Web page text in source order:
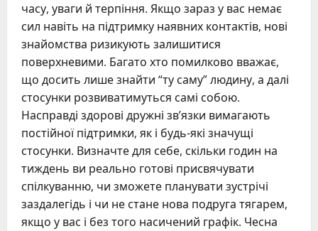
часу, уваги й терпіння. Якщо зараз у вас немає
сил навіть на підтримку наявних контактів, нові
знайомства ризикують залишитися
поверхневими. Багато хто помилково вважає,
що досить лише знайти “ту саму” людину, а далі
стосунки розвиватимуться самі собою.
Насправді здорові дружні зв’язки вимагають
постійної підтримки, як і будь-які значущі
стосунки. Визначте для себе, скільки годин на
тиждень ви реально готові присвячувати
спілкуванню, чи зможете планувати зустрічі
заздалегідь і чи не стане нова подруга тягарем,
якщо у вас і без того насичений графік. Чесна